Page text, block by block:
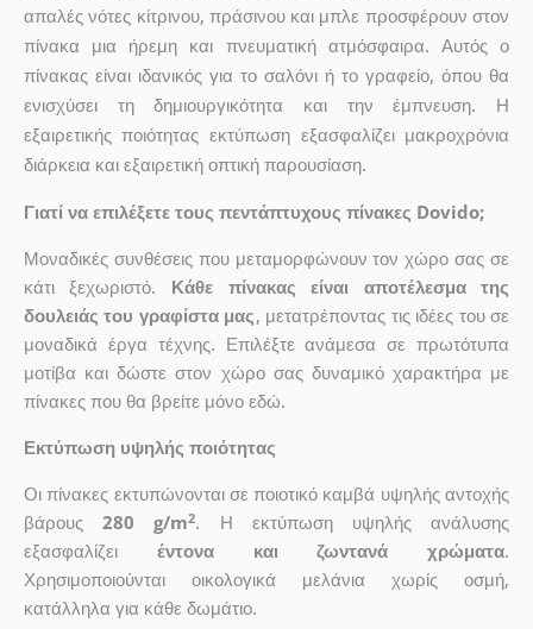
απαλές νότες κίτρινου, πράσινου και μπλε προσφέρουν στον
πίνακα μια ήρεμη και πνευματική ατμόσφαιρα. Αυτός ο
πίνακας είναι ιδανικός για το σαλόνι ή το γραφείο, όπου θα
ενισχύσει τη δημιουργικότητα και την έμπνευση. Η
εξαιρετικής ποιότητας εκτύπωση εξασφαλίζει μακροχρόνια
διάρκεια και εξαιρετική οπτική παρουσίαση.
Γιατί να επιλέξετε τους πεντάπτυχους πίνακες Dovido;
Μοναδικές συνθέσεις που μεταμορφώνουν τον χώρο σας σε
κάτι ξεχωριστό. Κάθε πίνακας είναι αποτέλεσμα της
δουλειάς του γραφίστα μας, μετατρέποντας τις ιδέες του σε
μοναδικά έργα τέχνης. Επιλέξτε ανάμεσα σε πρωτότυπα
μοτίβα και δώστε στον χώρο σας δυναμικό χαρακτήρα με
πίνακες που θα βρείτε μόνο εδώ.
Εκτύπωση υψηλής ποιότητας
Οι πίνακες εκτυπώνονται σε ποιοτικό καμβά υψηλής αντοχής
βάρους280 g/m2. Η εκτύπωση υψηλής ανάλυσης
εξασφαλίζει έντονα και ζωντανά χρώματα.
Χρησιμοποιούνται οικολογικά μελάνια χωρίς οσμή,
κατάλληλα για κάθε δωμάτιο.